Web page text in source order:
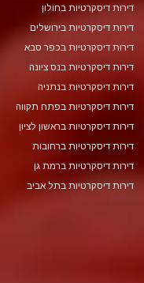
דירות דיסקרטיות בחולון
דירות דיסקרטיות בירושלים
דירות דיסקרטיות בכפר סבא
דירות דיסקרטיות בנס ציונה
דירות דיסקרטיות בנתניה
דירות דיסקרטיות בפתח תקווה
דירות דיסקרטיות בראשון לציון
דירות דיסקרטיות ברחובות
דירות דיסקרטיות ברמת גן
דירות דיסקרטיות בתל אביב